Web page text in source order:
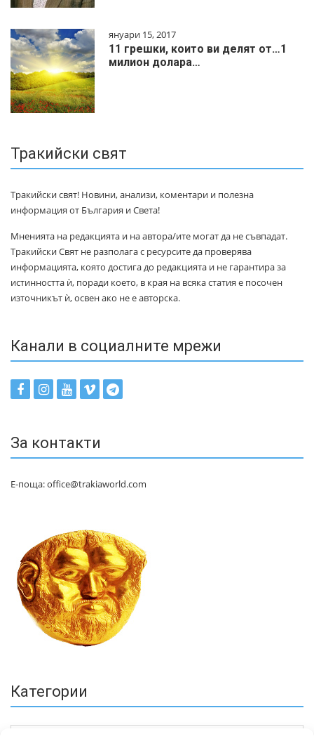
януари 15, 2017
11 грешки, които ви делят от…1
милиoн дoлapa…
Тракийски свят
Тракийски свят! Новини, анализи, коментари и полезна
информация от България и Света!
Мненията на редакцията и на автора/ите могат да не съвпадат.
Тракийски Свят не разполага с ресурсите да проверява
информацията, която достига до редакцията и не гарантира за
истинността ѝ, поради което, в края на всяка статия е посочен
източникът ѝ, освен ако не е авторска.
Канали в социалните мрежи
За контакти
Е-поща: office@trakiaworld.com
Категории